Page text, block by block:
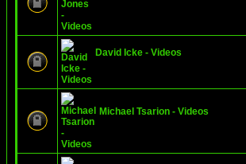
David Icke - Videos
Michael Tsarion - Videos